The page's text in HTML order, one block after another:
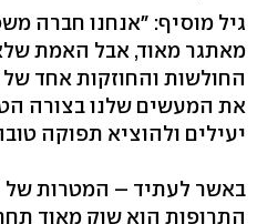
גיל מוסיף: "אנחנו חברה
מאתגר מאוד, אבל האמת
החולשות והחוזקות אחד של
את המעשים שלנו בצורה
יעילים ולהוציא תפוקה
באשר לעתיד – המטרות של
התרופות הוא שוק מאוד